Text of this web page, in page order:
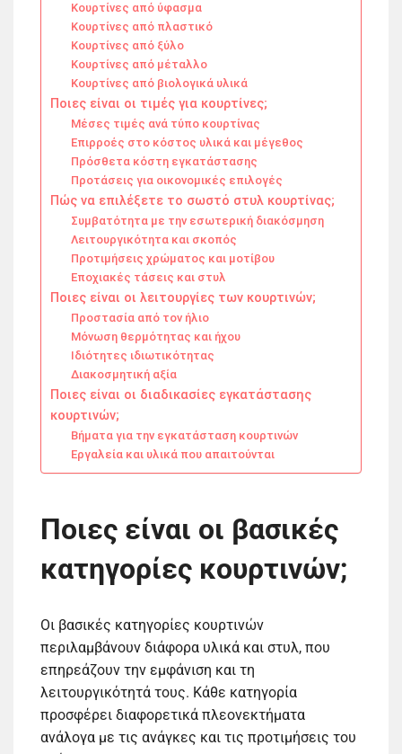
Κουρτίνες από ύφασμα
Κουρτίνες από πλαστικό
Κουρτίνες από ξύλο
Κουρτίνες από μέταλλο
Κουρτίνες από βιολογικά υλικά
Ποιες είναι οι τιμές για κουρτίνες;
Μέσες τιμές ανά τύπο κουρτίνας
Επιρροές στο κόστος υλικά και μέγεθος
Πρόσθετα κόστη εγκατάστασης
Προτάσεις για οικονομικές επιλογές
Πώς να επιλέξετε το σωστό στυλ κουρτίνας;
Συμβατότητα με την εσωτερική διακόσμηση
Λειτουργικότητα και σκοπός
Προτιμήσεις χρώματος και μοτίβου
Εποχιακές τάσεις και στυλ
Ποιες είναι οι λειτουργίες των κουρτινών;
Προστασία από τον ήλιο
Μόνωση θερμότητας και ήχου
Ιδιότητες ιδιωτικότητας
Διακοσμητική αξία
Ποιες είναι οι διαδικασίες εγκατάστασης
κουρτινών;
Βήματα για την εγκατάσταση κουρτινών
Εργαλεία και υλικά που απαιτούνται
Ποιες είναι οι βασικές
κατηγορίες κουρτινών;
Οι βασικές κατηγορίες κουρτινών
περιλαμβάνουν διάφορα υλικά και στυλ, που
επηρεάζουν την εμφάνιση και τη
λειτουργικότητά τους. Κάθε κατηγορία
προσφέρει διαφορετικά πλεονεκτήματα
ανάλογα με τις ανάγκες και τις προτιμήσεις του